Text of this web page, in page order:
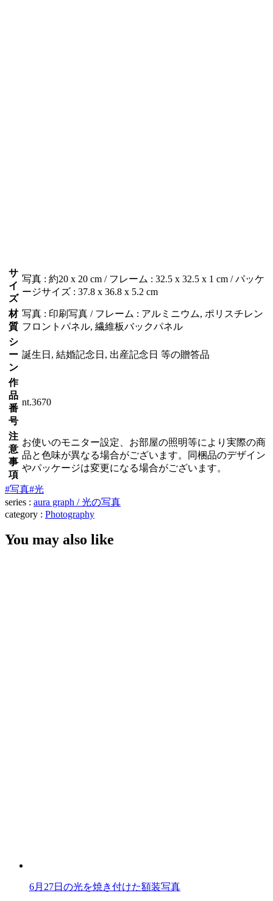
サ
イ
ズ
写真 : 約20 x 20 cm / フレーム : 32.5 x 32.5 x 1 cm / パッケ
ージサイズ : 37.8 x 36.8 x 5.2 cm
材
質
写真 : 印刷写真 / フレーム : アルミニウム, ポリスチレン
フロントパネル, 繊維板バックパネル
シ
ー
ン
誕生日, 結婚記念日, 出産記念日 等の贈答品
作
品
番
号
nt.3670
注
意
事
項
お使いのモニター設定、お部屋の照明等により実際の商
品と色味が異なる場合がございます。同梱品のデザイン
やパッケージは変更になる場合がございます。
#写真#光
series : aura graph / 光の写真
category : Photography
You may also like
6月27日の光を焼き付けた額装写真